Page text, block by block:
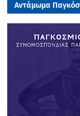
Αντάμωμα
Παμμακεδονικών